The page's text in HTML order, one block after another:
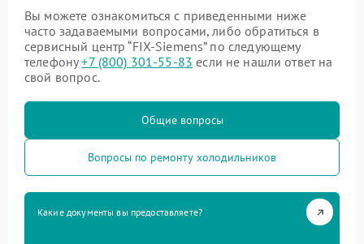
Вы можете ознакомиться с приведенными ниже
часто задаваемыми вопросами, либо обратиться в
сервисный центр “FIX-Siemens” по следующему
телефону+7 (800) 301-55-83 если не нашли ответ на
свой вопрос.
Общие вопросы
Вопросы по ремонту холодильников
Какие документы вы предоставляете?